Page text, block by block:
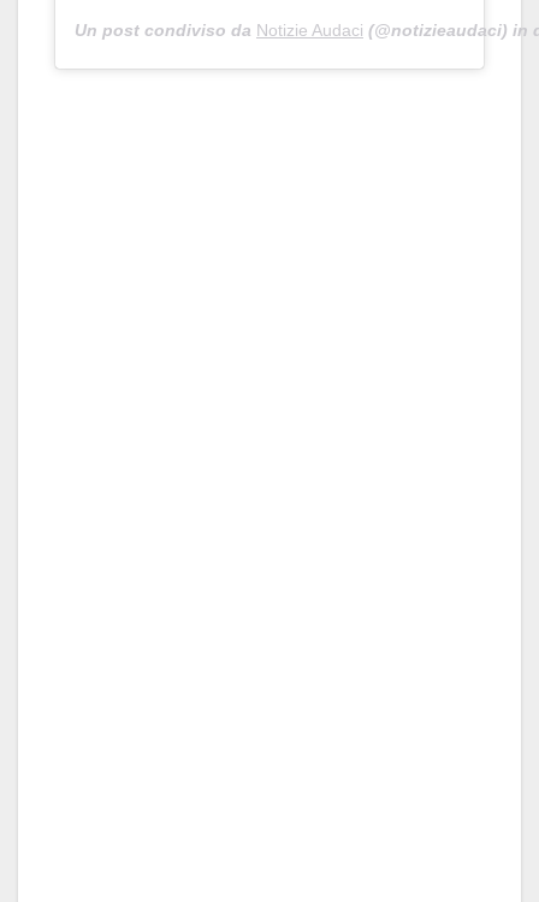
Un post condiviso da Notizie Audaci (@notizieaudaci) in